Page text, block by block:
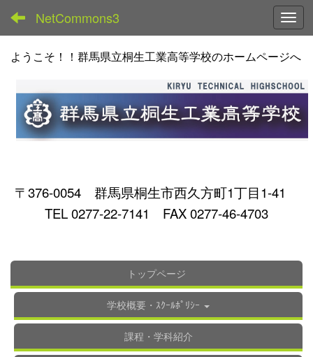
NetCommons3
ようこそ！！群馬県立桐生工業高等学校のホームページへ
〒376-0054 群馬県桐生市西久方町1丁目1-41
TEL 0277-22-7141 FAX 0277-46-4703
トップページ
学校概要・ｽｸｰﾙﾎﾟﾘｼｰ
課程・学科紹介